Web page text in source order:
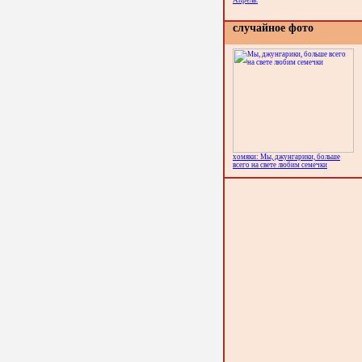
случайное фото
хомяки: Мы, джунгарики, больше
всего на свете любим семечки